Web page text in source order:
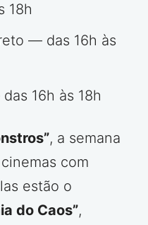
18h
— das 16h às
16h às 18h
, a semana
com
estão o
do Caos”,